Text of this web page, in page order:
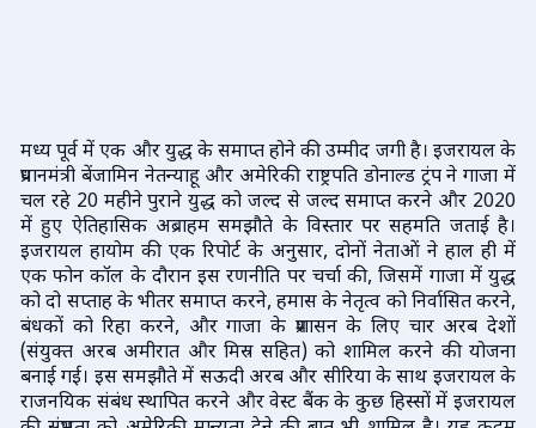
मध्य पूर्व में एक और युद्ध के समाप्त होने की उम्मीद जगी है। इजरायल के
प्रधानमंत्री बेंजामिन नेतन्याहू और अमेरिकी राष्ट्रपति डोनाल्ड ट्रंप ने गाजा में
चल रहे 20 महीने पुराने युद्ध को जल्द से जल्द समाप्त करने और 2020
में हुए ऐतिहासिक अब्राहम समझौते के विस्तार पर सहमति जताई है।
इजरायल हायोम की एक रिपोर्ट के अनुसार, दोनों नेताओं ने हाल ही में
एक फोन कॉल के दौरान इस रणनीति पर चर्चा की, जिसमें गाजा में युद्ध
को दो सप्ताह के भीतर समाप्त करने, हमास के नेतृत्व को निर्वासित करने,
बंधकों को रिहा करने, और गाजा के प्रशासन के लिए चार अरब देशों
(संयुक्त अरब अमीरात और मिस्र सहित) को शामिल करने की योजना
बनाई गई। इस समझौते में सऊदी अरब और सीरिया के साथ इजरायल के
राजनयिक संबंध स्थापित करने और वेस्ट बैंक के कुछ हिस्सों में इजरायल